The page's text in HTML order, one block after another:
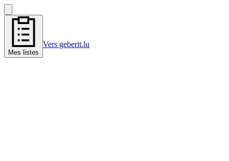
Mes listes
Vers geberit.lu